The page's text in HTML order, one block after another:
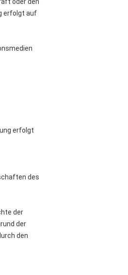
erfolgt auf
erfolgt
des
der
der
den